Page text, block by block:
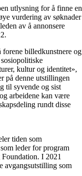
utlysning for å finne en
vurdering av søknader
av å annonsere
billedkunstnere og
kultur og identitet»,
på denne utstillingen
til syvende og sist
arbeidene kan være
rundt disse
tiden som
leder for program
I 2021
avgangsutstilling som